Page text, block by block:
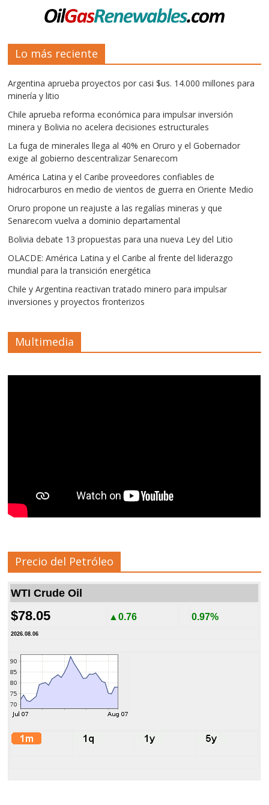
Lo más reciente
Argentina aprueba proyectos por casi $us. 14.000 millones para
minería y litio
Chile aprueba reforma económica para impulsar inversión
minera y Bolivia no acelera decisiones estructurales
La fuga de minerales llega al 40% en Oruro y el Gobernador
exige al gobierno descentralizar Senarecom
América Latina y el Caribe proveedores confiables de
hidrocarburos en medio de vientos de guerra en Oriente Medio
Oruro propone un reajuste a las regalías mineras y que
Senarecom vuelva a dominio departamental
Bolivia debate 13 propuestas para una nueva Ley del Litio
OLACDE: América Latina y el Caribe al frente del liderazgo
mundial para la transición energética
Chile y Argentina reactivan tratado minero para impulsar
inversiones y proyectos fronterizos
Multimedia
Precio del Petróleo
WTI Crude Oil
$78.05 ▲0.76 0.97%
2026.08.06